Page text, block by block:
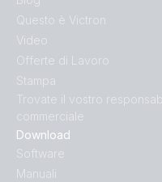
Download
Software
Manuali
Questo è Victron
Video
Offerte di Lavoro
Stampa
Trovate il vostro
commerciale